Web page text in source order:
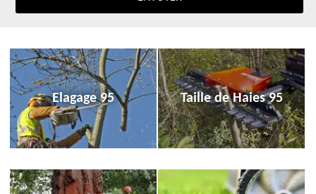
Elagage 95 Taille de Haies 95